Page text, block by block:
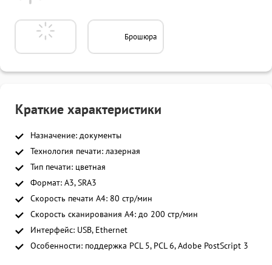
Брошюра
Краткие характеристики
Назначение: документы
Технология печати: лазерная
Тип печати: цветная
Формат: А3, SRA3
Скорость печати A4: 80 стр/мин
Скорость сканирования A4: до 200 стр/мин
Интерфейс: USB, Ethernet
Особенности: поддержка PCL 5, PCL 6, Adobe PostScript 3